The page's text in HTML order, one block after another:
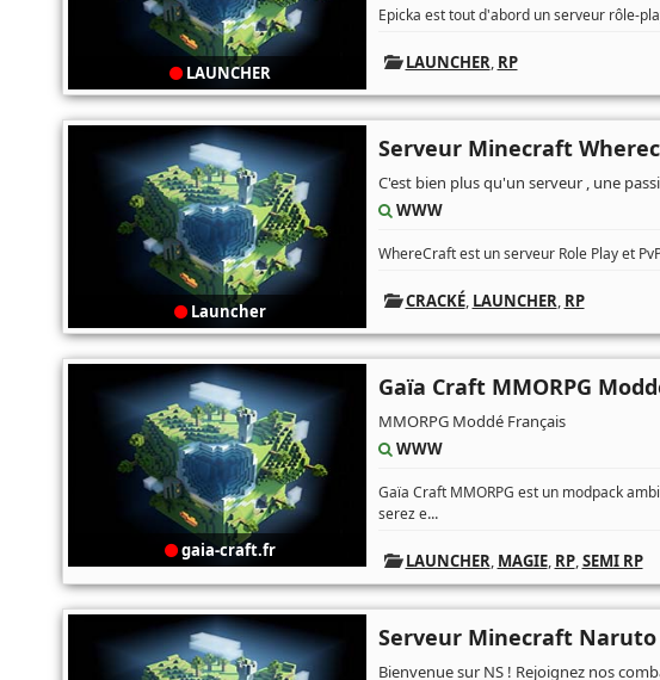
LAUNCHER
Epicka est tout d'abord un serveur rôle-
LAUNCHER, RP
Launcher
Serveur Minecraft
C'est bien plus qu'un serveur , une
WWW
WhereCraft est un serveur Role Play et
CRACKÉ, LAUNCHER, RP
gaia-craft.fr
Gaïa Craft MMORPG
MMORPG Moddé Français
WWW
Gaïa Craft MMORPG est un modpack
serez e...
LAUNCHER, MAGIE, RP,SEMI RP
Serveur Minecraft
Bienvenue sur NS ! Rejoignez nos